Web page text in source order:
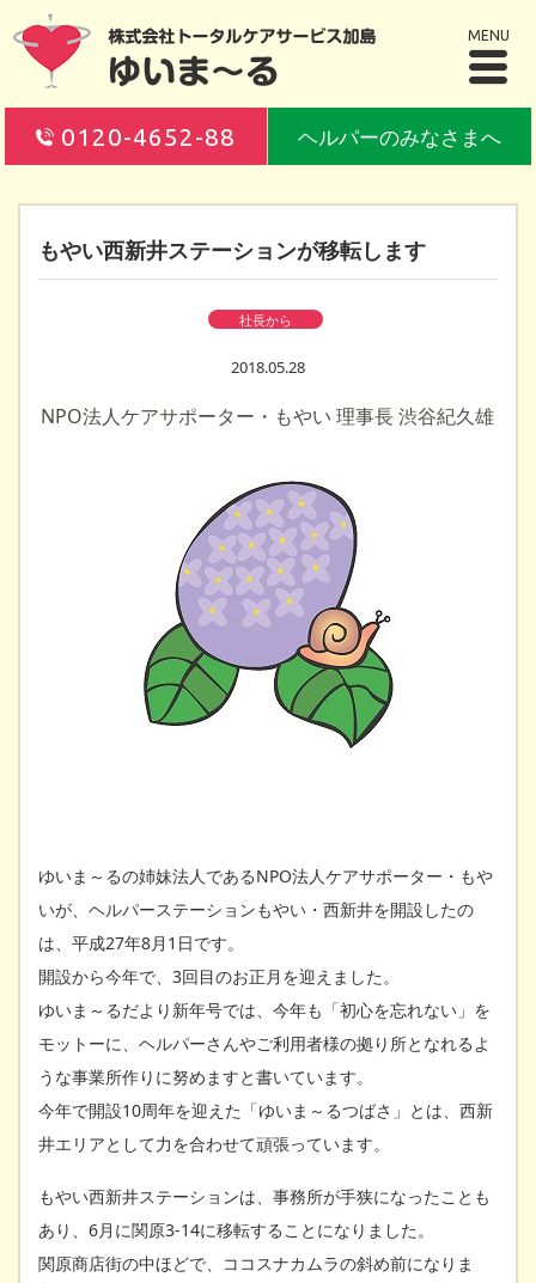
MENU
0120-4652-88 ヘルパーのみなさまへ
もやい西新井ステーションが移転します
社長から
2018.05.28
NPO法人ケアサポーター・もやい 理事長 渋谷紀久雄
ゆいま～るの姉妹法人であるNPO法人ケアサポーター・もや
いが、ヘルパーステーションもやい・西新井を開設したの
は、平成27年8月1日です。
開設から今年で、3回目のお正月を迎えました。
ゆいま～るだより新年号では、今年も「初心を忘れない」を
モットーに、ヘルパーさんやご利用者様の拠り所となれるよ
うな事業所作りに努めますと書いています。
今年で開設10周年を迎えた「ゆいま～るつばさ」とは、西新
井エリアとして力を合わせて頑張っています。
もやい西新井ステーションは、事務所が手狭になったことも
あり、6月に関原3-14に移転することになりました。
関原商店街の中ほどで、ココスナカムラの斜め前になりま